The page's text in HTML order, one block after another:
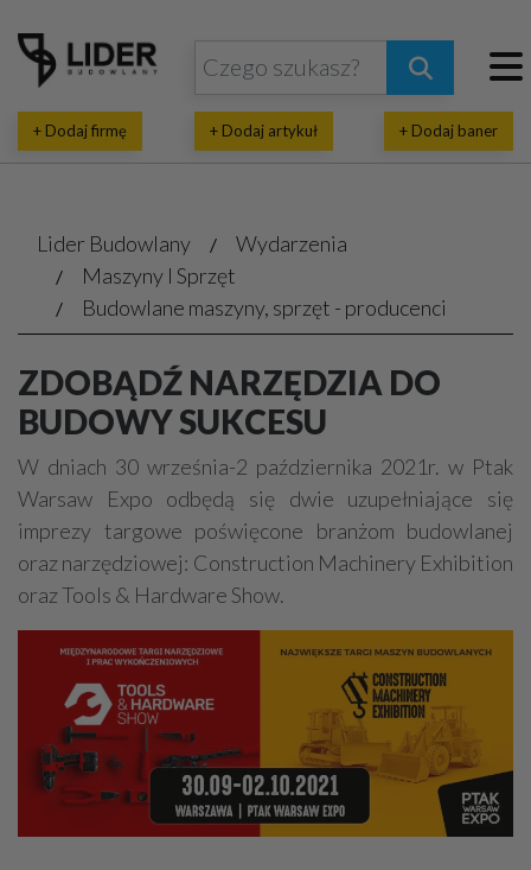
+ Dodaj firmę + Dodaj artykuł + Dodaj baner
Lider Budowlany
Wydarzenia
Maszyny I Sprzęt
Budowlane maszyny, sprzęt - producenci
ZDOBĄDŹ NARZĘDZIA DO
BUDOWY SUKCESU
W dniach 30 września-2 października 2021r. w Ptak
Warsaw Expo odbędą się dwie uzupełniające się
imprezy targowe poświęcone branżom budowlanej
oraz narzędziowej: Construction Machinery Exhibition
oraz Tools & Hardware Show.